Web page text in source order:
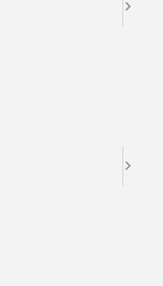
ab dem 1. Mai die